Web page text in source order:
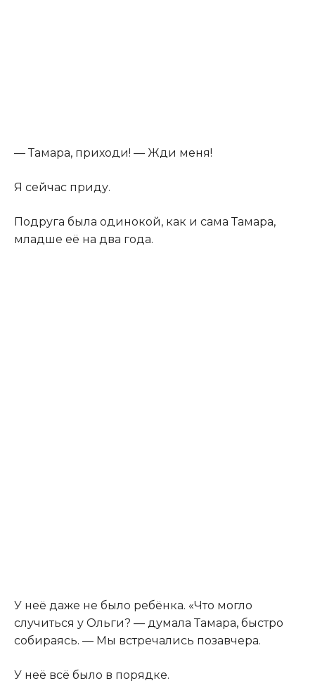
— Тамара, приходи! — Жди меня!
Я сейчас приду.
Подруга была одинокой, как и сама Тамара,
младше её на два года.
У неё даже не было ребёнка. «Что могло
случиться у Ольги? — думала Тамара, быстро
собираясь. — Мы встречались позавчера.
У неё всё было в порядке.